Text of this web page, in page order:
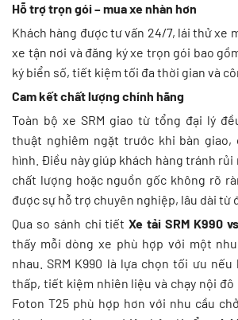
Hỗ trợ trọn gói – mua xe nhàn hơn
Khách hàng được tư vấn 24/7, lái thử xe
xe tận nơi và đăng ký xe trọn gói bao
ký biển số, tiết kiệm tối đa thời gian và
Cam kết chất lượng chính hãng
Toàn bộ xe SRM giao từ tổng đại lý
thuật nghiêm ngặt trước khi bàn giao,
hình. Điều này giúp khách hàng tránh rủi
chất lượng hoặc nguồn gốc không rõ
được sự hỗ trợ chuyên nghiệp, lâu dài từ
Qua so sánh chi tiếtXe tải SRM K990
thấy mỗi dòng xe phù hợp với một
nhau. SRM K990 là lựa chọn tối ưu
thấp, tiết kiệm nhiên liệu và chạy nội
Foton T25 phù hợp hơn với nhu cầu